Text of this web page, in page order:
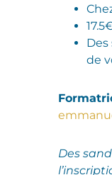
Des
de
Des